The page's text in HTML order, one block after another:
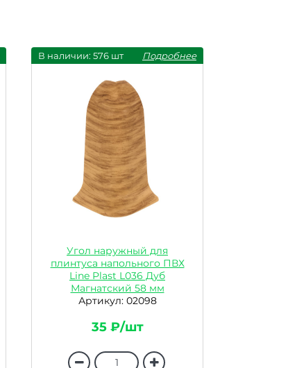
В наличии: 576 шт Подробнее
Угол наружный для
плинтуса напольного ПВХ
Line Plast L036 Дуб
Магнатский 58 мм
Артикул: 02098
35 ₽/шт